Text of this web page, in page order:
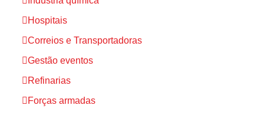
Hospitais
Correios e Transportadoras
Gestão eventos
Refinarias
Forças armadas